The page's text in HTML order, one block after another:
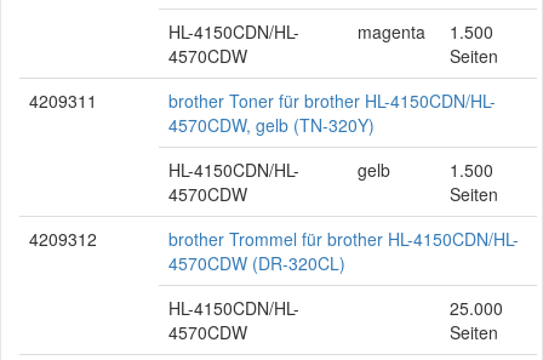
HL-4150CDN/HL-
4570CDW
magenta
1.500
Seiten
4209311
brother Toner für brother HL-4150CDN/HL-
4570CDW, gelb (TN-320Y)
HL-4150CDN/HL-
4570CDW
gelb
1.500
Seiten
4209312
brother Trommel für brother HL-4150CDN/HL-
4570CDW (DR-320CL)
HL-4150CDN/HL-
4570CDW
25.000
Seiten